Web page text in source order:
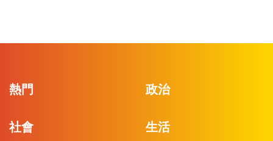
熱門 政治
社會 生活